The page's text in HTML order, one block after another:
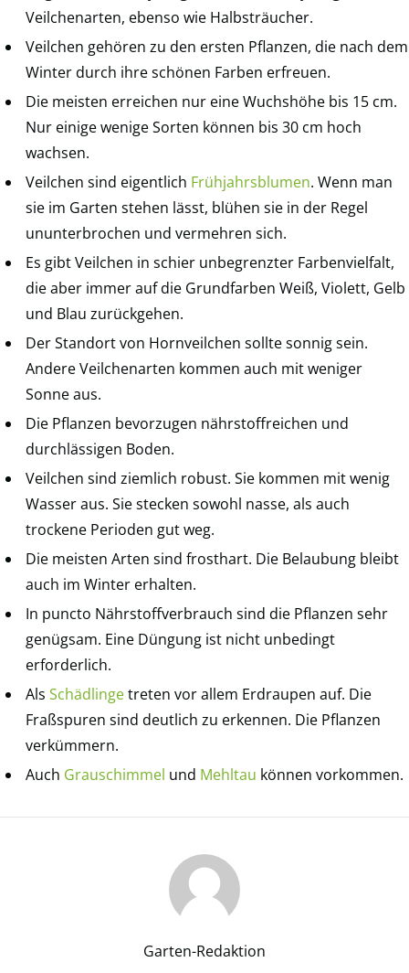
Veilchenarten, ebenso wie Halbsträucher.
Veilchen gehören zu den ersten Pflanzen, die nach dem
Winter durch ihre schönen Farben erfreuen.
Die meisten erreichen nur eine Wuchshöhe bis 15 cm.
Nur einige wenige Sorten können bis 30 cm hoch
wachsen.
Veilchen sind eigentlich Frühjahrsblumen. Wenn man
sie im Garten stehen lässt, blühen sie in der Regel
ununterbrochen und vermehren sich.
Es gibt Veilchen in schier unbegrenzter Farbenvielfalt,
die aber immer auf die Grundfarben Weiß, Violett, Gelb
und Blau zurückgehen.
Der Standort von Hornveilchen sollte sonnig sein.
Andere Veilchenarten kommen auch mit weniger
Sonne aus.
Die Pflanzen bevorzugen nährstoffreichen und
durchlässigen Boden.
Veilchen sind ziemlich robust. Sie kommen mit wenig
Wasser aus. Sie stecken sowohl nasse, als auch
trockene Perioden gut weg.
Die meisten Arten sind frosthart. Die Belaubung bleibt
auch im Winter erhalten.
In puncto Nährstoffverbrauch sind die Pflanzen sehr
genügsam. Eine Düngung ist nicht unbedingt
erforderlich.
Als Schädlingetreten vor allem Erdraupen auf. Die
Fraßspuren sind deutlich zu erkennen. Die Pflanzen
verkümmern.
Auch Grauschimmel und Mehltau können vorkommen.
Garten-Redaktion